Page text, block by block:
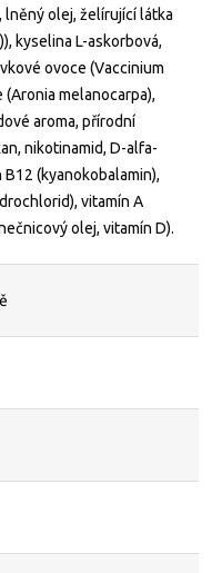
lněný olej, želírující látka
kyselina L-askorbová,
ovoce (Vaccinium
melanocarpa),
aroma, přírodní
nikotinamid, D-alfa-
(kyanokobalamin),
vitamín A
olej, vitamín D).